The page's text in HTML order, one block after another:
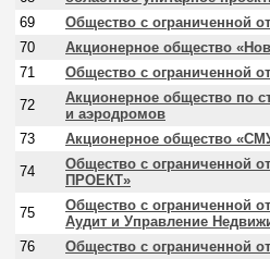
69
Общество с ограниченной
70
Акционерное общество
71
Общество с ограниченной
72
Акционерное общество по
и аэродромов
73
Акционерное общество
74
Общество с ограниченной
ПРОЕКТ»
75
Общество с ограниченной
Аудит и Управление
76
Общество с ограниченной